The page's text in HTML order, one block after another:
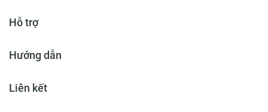
Hỗ trợ
Hướng dẫn
Liên kết